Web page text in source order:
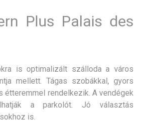
Plus Palais des
is optimalizált szálloda a város
mellett. Tágas szobákkal, gyors
rendelkezik. A vendégek
a parkolót. Jó választás
is.